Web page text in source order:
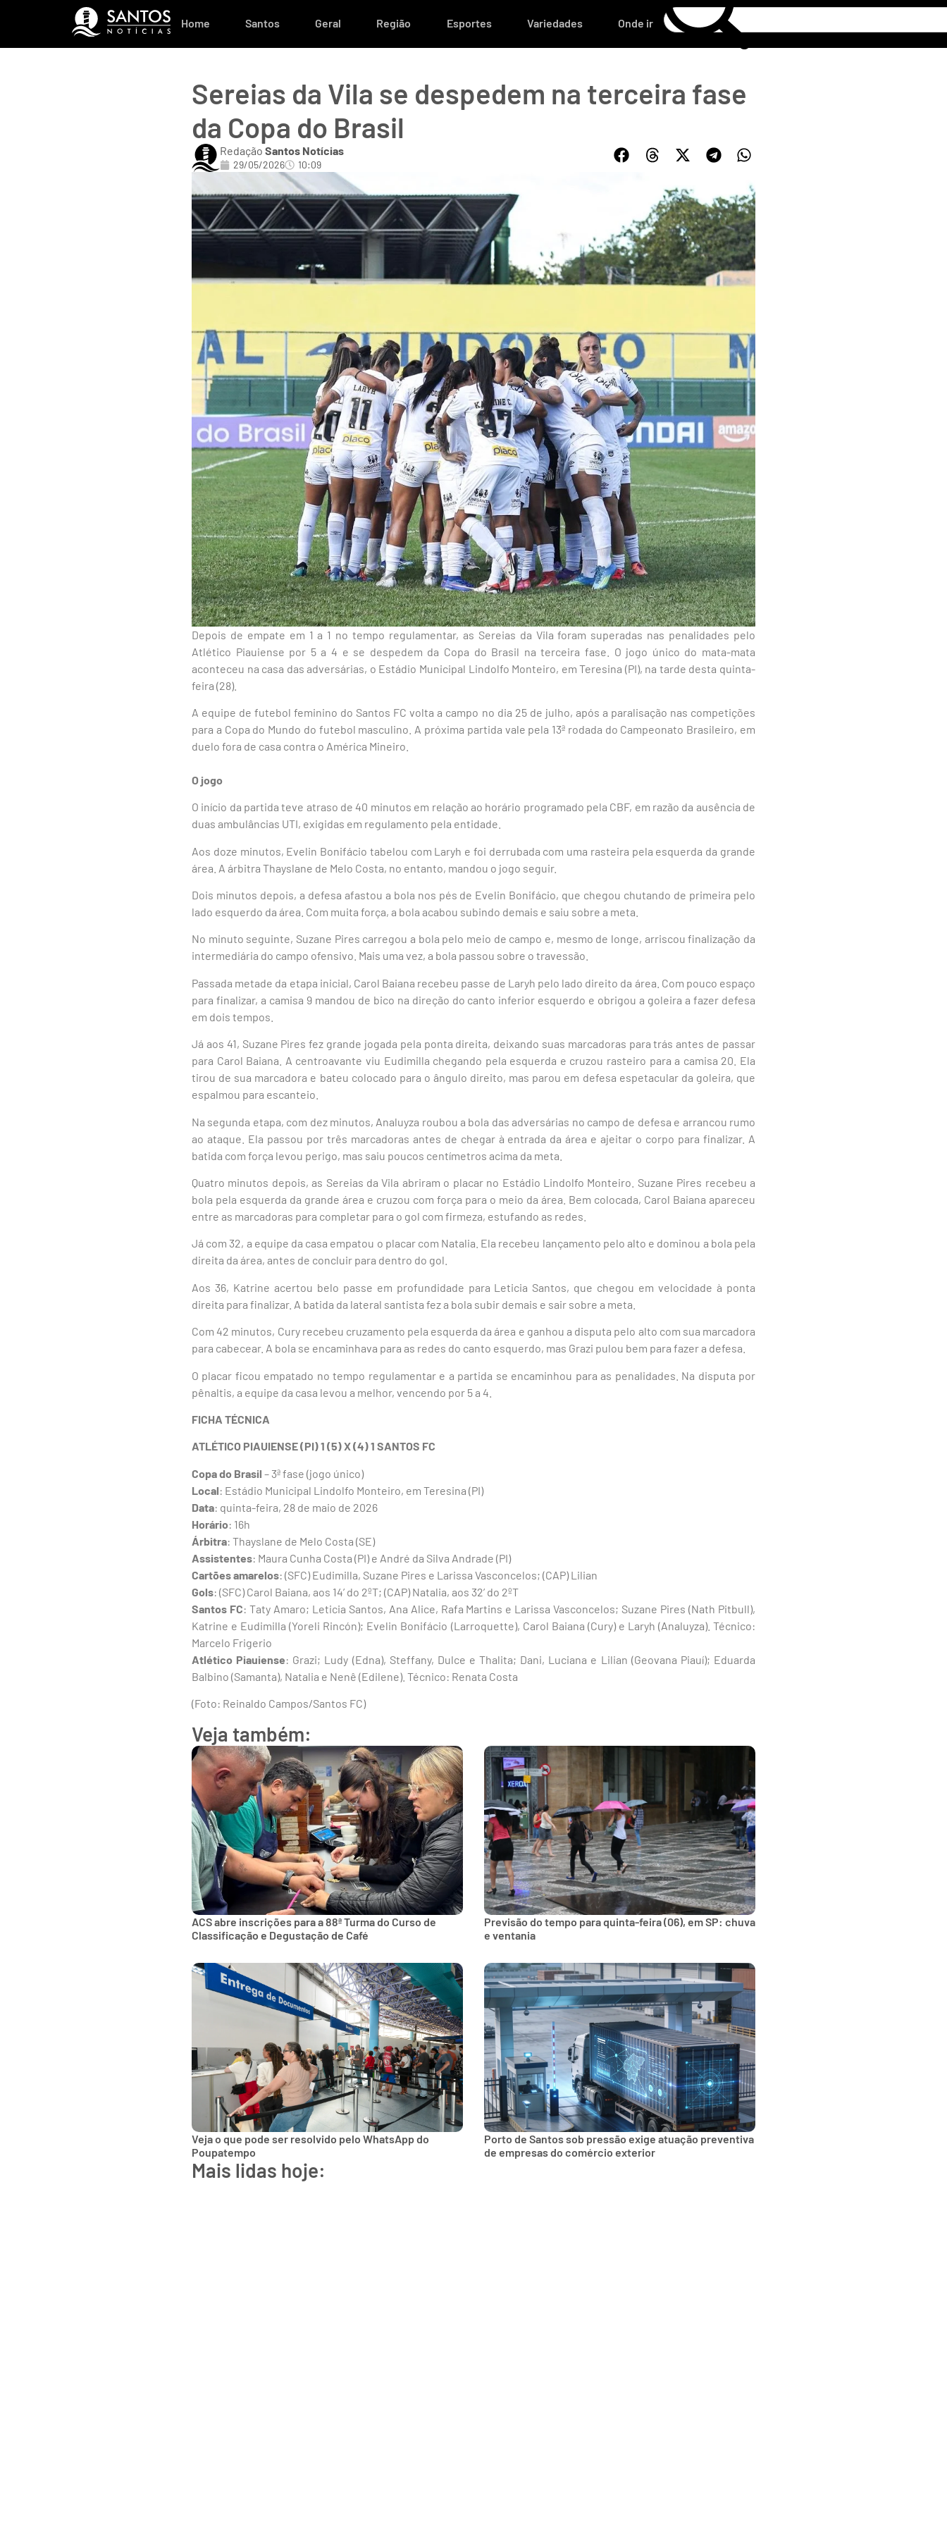
Home Santos Geral Região Esportes Variedades Onde ir
Sereias da Vila se despedem na terceira fase
da Copa do Brasil
Redação Santos Notícias
29/05/2026 10:09
Depois de empate em 1 a 1 no tempo regulamentar, as Sereias da Vila foram superadas nas penalidades pelo
Atlético Piauiense por 5 a 4 e se despedem da Copa do Brasil na terceira fase. O jogo único do mata-mata
aconteceu na casa das adversárias, o Estádio Municipal Lindolfo Monteiro, em Teresina (PI), na tarde desta quinta-
feira (28).
A equipe de futebol feminino do Santos FC volta a campo no dia 25 de julho, após a paralisação nas competições
para a Copa do Mundo do futebol masculino. A próxima partida vale pela 13ª rodada do Campeonato Brasileiro, em
duelo fora de casa contra o América Mineiro.
O jogo
O início da partida teve atraso de 40 minutos em relação ao horário programado pela CBF, em razão da ausência de
duas ambulâncias UTI, exigidas em regulamento pela entidade.
Aos doze minutos, Evelin Bonifácio tabelou com Laryh e foi derrubada com uma rasteira pela esquerda da grande
área. A árbitra Thayslane de Melo Costa, no entanto, mandou o jogo seguir.
Dois minutos depois, a defesa afastou a bola nos pés de Evelin Bonifácio, que chegou chutando de primeira pelo
lado esquerdo da área. Com muita força, a bola acabou subindo demais e saiu sobre a meta.
No minuto seguinte, Suzane Pires carregou a bola pelo meio de campo e, mesmo de longe, arriscou finalização da
intermediária do campo ofensivo. Mais uma vez, a bola passou sobre o travessão.
Passada metade da etapa inicial, Carol Baiana recebeu passe de Laryh pelo lado direito da área. Com pouco espaço
para finalizar, a camisa 9 mandou de bico na direção do canto inferior esquerdo e obrigou a goleira a fazer defesa
em dois tempos.
Já aos 41, Suzane Pires fez grande jogada pela ponta direita, deixando suas marcadoras para trás antes de passar
para Carol Baiana. A centroavante viu Eudimilla chegando pela esquerda e cruzou rasteiro para a camisa 20. Ela
tirou de sua marcadora e bateu colocado para o ângulo direito, mas parou em defesa espetacular da goleira, que
espalmou para escanteio.
Na segunda etapa, com dez minutos, Analuyza roubou a bola das adversárias no campo de defesa e arrancou rumo
ao ataque. Ela passou por três marcadoras antes de chegar à entrada da área e ajeitar o corpo para finalizar. A
batida com força levou perigo, mas saiu poucos centímetros acima da meta.
Quatro minutos depois, as Sereias da Vila abriram o placar no Estádio Lindolfo Monteiro. Suzane Pires recebeu a
bola pela esquerda da grande área e cruzou com força para o meio da área. Bem colocada, Carol Baiana apareceu
entre as marcadoras para completar para o gol com firmeza, estufando as redes.
Já com 32, a equipe da casa empatou o placar com Natalia. Ela recebeu lançamento pelo alto e dominou a bola pela
direita da área, antes de concluir para dentro do gol.
Aos 36, Katrine acertou belo passe em profundidade para Leticia Santos, que chegou em velocidade à ponta
direita para finalizar. A batida da lateral santista fez a bola subir demais e sair sobre a meta.
Com 42 minutos, Cury recebeu cruzamento pela esquerda da área e ganhou a disputa pelo alto com sua marcadora
para cabecear. A bola se encaminhava para as redes do canto esquerdo, mas Grazi pulou bem para fazer a defesa.
O placar ficou empatado no tempo regulamentar e a partida se encaminhou para as penalidades. Na disputa por
pênaltis, a equipe da casa levou a melhor, vencendo por 5 a 4.
FICHA TÉCNICA
ATLÉTICO PIAUIENSE (PI) 1 (5) X (4) 1 SANTOS FC
Copa do Brasil – 3ª fase (jogo único)
Local: Estádio Municipal Lindolfo Monteiro, em Teresina (PI)
Data: quinta-feira, 28 de maio de 2026
Horário: 16h
Árbitra: Thayslane de Melo Costa (SE)
Assistentes: Maura Cunha Costa (PI) e André da Silva Andrade (PI)
Cartõesamarelos: (SFC) Eudimilla, Suzane Pires e Larissa Vasconcelos; (CAP) Lilian
Gols: (SFC) Carol Baiana, aos 14’ do 2ºT; (CAP) Natalia, aos 32’ do 2ºT
Santos FC: Taty Amaro; Leticia Santos, Ana Alice, Rafa Martins e Larissa Vasconcelos; Suzane Pires (Nath Pitbull),
Katrine e Eudimilla (Yoreli Rincón); Evelin Bonifácio (Larroquette), Carol Baiana (Cury) e Laryh (Analuyza). Técnico:
Marcelo Frigerio
Atlético Piauiense: Grazi; Ludy (Edna), Steffany, Dulce e Thalita; Dani, Luciana e Lilian (Geovana Piauí); Eduarda
Balbino (Samanta), Natalia e Nenê (Edilene). Técnico: Renata Costa
(Foto: Reinaldo Campos/Santos FC)
Veja também:
ACS abre inscrições para a 88ª Turma do Curso de
Classificação e Degustação de Café
Previsão do tempo para quinta-feira (06), em SP: chuva
e ventania
Veja o que pode ser resolvido pelo WhatsApp do
Poupatempo
Porto de Santos sob pressão exige atuação preventiva
de empresas do comércio exterior
Mais lidas hoje: